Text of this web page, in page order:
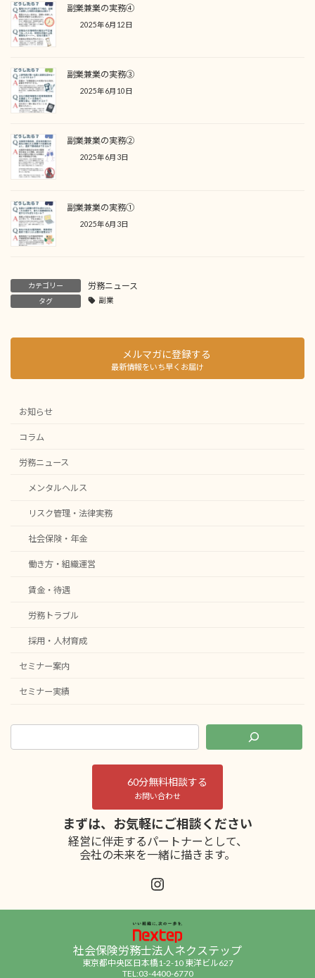
副業兼業の実務④
2025年6月12日
副業兼業の実務③
2025年6月10日
副業兼業の実務②
2025年6月3日
副業兼業の実務①
2025年6月3日
カテゴリー 労務ニュース
タグ 副業
メルマガに登録する
最新情報をいち早くお届け
お知らせ
コラム
労務ニュース
メンタルヘルス
リスク管理・法律実務
社会保険・年金
働き方・組織運営
賃金・待遇
労務トラブル
採用・人材育成
セミナー案内
セミナー実績
60分無料相談する
お問い合わせ
まずは、お気軽にご相談ください
経営に伴走するパートナーとして、
会社の未来を一緒に描きます。
Instagram
社会保険労務士法人ネクステップ
東京都中央区日本橋1-2-10 東洋ビル627
TEL:03-4400-6770